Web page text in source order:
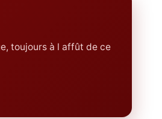
toujours à l affût de ce